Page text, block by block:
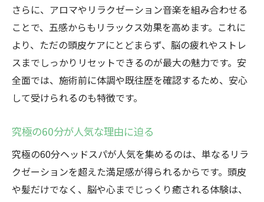
さらに、アロマやリラクゼーション音楽を組み合わせる
ことで、五感からもリラックス効果を高めます。これに
より、ただの頭皮ケアにとどまらず、脳の疲れやストレ
スまでしっかりリセットできるのが最大の魅力です。安
全面では、施術前に体調や既往歴を確認するため、安心
して受けられるのも特徴です。
究極の60分が人気な理由に迫る
究極の60分ヘッドスパが人気を集めるのは、単なるリラ
クゼーションを超えた満足感が得られるからです。頭皮
や髪だけでなく、脳や心までじっくり癒される体験は、